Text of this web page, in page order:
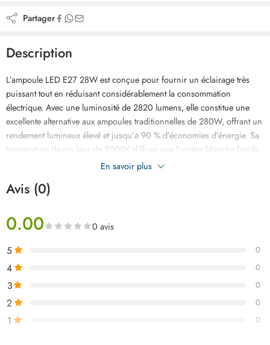
Partager
Description
L’ampoule LED E27 28W est conçue pour fournir un éclairage très
puissant tout en réduisant considérablement la consommation
électrique. Avec une luminosité de 2820 lumens, elle constitue une
excellente alternative aux ampoules traditionnelles de 280W, offrant un
rendement lumineux élevé et jusqu’à 90 % d’économies d’énergie. Sa
température de couleur de 8000K diffuse une lumière blanche froide
intense, idéale pour les ateliers, garages, entrepôts, commerces,
d’un culot standard E27, elle s’installe facilement sur la plupart des
consommation optimisée tout en assurant un éclairage performant et
constant. Fonctionnant sous une tension de 170 à 270V, elle offre une
excellente fiabilité au quotidien. Avec une durée de vie de 15 000
heures et une garantie de 2 ans, cette ampoule LED E27 28W est une
solution durable et économique au meilleur prix en Tunisie.
En savoir plus
Avis (0)
0.00 0 avis
5 0
4 0
3 0
2 0
1 0